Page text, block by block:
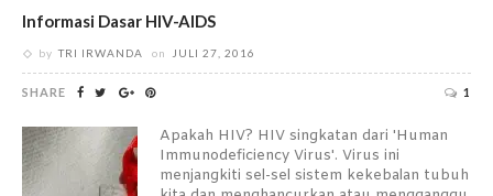
Informasi Dasar HIV-AIDS
by TRI IRWANDA on JULI 27, 2016
SHARE 1
Apakah HIV? HIV singkatan dari 'Human
Immunodeficiency Virus'. Virus ini
menjangkiti sel-sel sistem kekebalan tubuh